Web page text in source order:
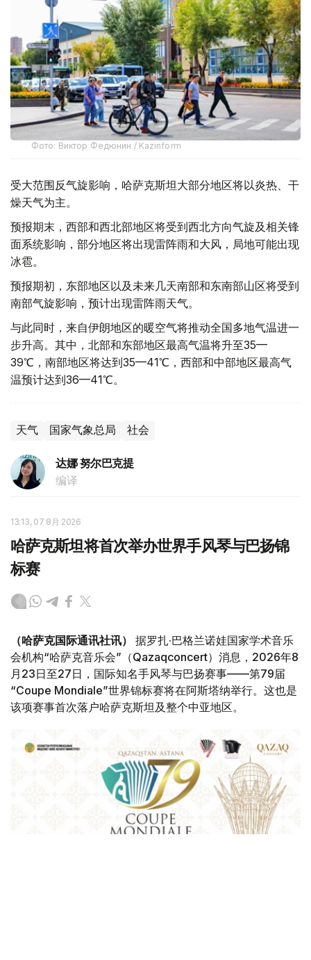
Фото: Виктор Федюнин / Kazinform
受大范围反气旋影响，哈萨克斯坦大部分地区将以炎热、干
燥天气为主。
预报期末，西部和西北部地区将受到西北方向气旋及相关锋
面系统影响，部分地区将出现雷阵雨和大风，局地可能出现
冰雹。
预报期初，东部地区以及未来几天南部和东南部山区将受到
南部气旋影响，预计出现雷阵雨天气。
与此同时，来自伊朗地区的暖空气将推动全国多地气温进一
步升高。其中，北部和东部地区最高气温将升至35—
39℃，南部地区将达到35—41℃，西部和中部地区最高气
温预计达到36—41℃。
天气 国家气象总局 社会
达娜 努尔巴克提
编译
13:13, 07 8月 2026
哈萨克斯坦将首次举办世界手风琴与巴扬锦
标赛
（哈萨克国际通讯社讯）
据罗扎·巴格兰诺娃国家学术音乐
会机构“哈萨克音乐会”（Qazaqconcert）消息，2026年8
月23日至27日，国际知名手风琴与巴扬赛事——第79届
“Coupe Mondiale”世界锦标赛将在阿斯塔纳举行。这也是
该项赛事首次落户哈萨克斯坦及整个中亚地区。